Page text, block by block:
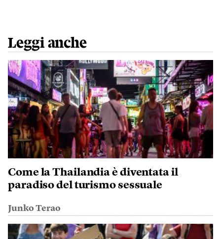
Leggi anche
Come la Thailandia è diventata il
paradiso del turismo sessuale
Junko Terao